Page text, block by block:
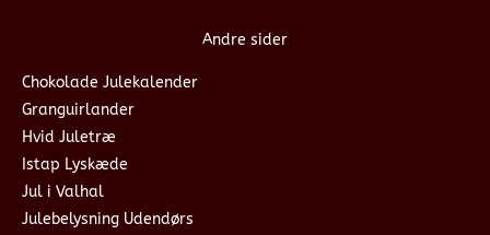
Andre sider
Chokolade Julekalender
Granguirlander
Hvid Juletræ
Istap Lyskæde
Jul i Valhal
Julebelysning Udendørs